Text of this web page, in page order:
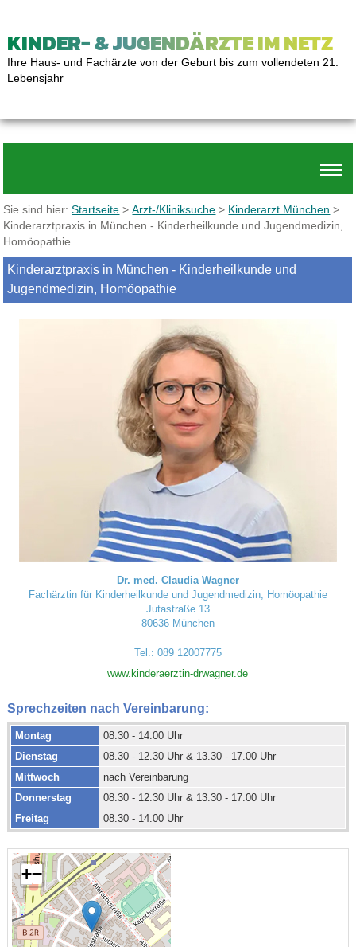
KINDER- & JUGENDÄRZTE IM NETZ
Ihre Haus- und Fachärzte von der Geburt bis zum vollendeten 21.
Lebensjahr
Sie sind hier:Startseite >Arzt-/Kliniksuche > Kinderarzt München >
Kinderarztpraxis in München - Kinderheilkunde und Jugendmedizin,
Homöopathie
Kinderarztpraxis in München - Kinderheilkunde und
Jugendmedizin, Homöopathie
Dr. med. Claudia Wagner
Fachärztin für Kinderheilkunde und Jugendmedizin, Homöopathie
Jutastraße 13
80636 München
Tel.: 089 12007775
www.kinderaerztin-drwagner.de
Sprechzeiten nach Vereinbarung:
Montag
08.30 - 14.00 Uhr
Dienstag
08.30 - 12.30 Uhr & 13.30 - 17.00 Uhr
Mittwoch
nach Vereinbarung
Donnerstag
08.30 - 12.30 Uhr & 13.30 - 17.00 Uhr
Freitag
08.30 - 14.00 Uhr
+−